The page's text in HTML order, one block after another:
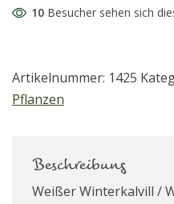
10 Besucher sehen sich
Artikelnummer: 1425
Pflanzen
Beschreibung
Weißer Winterkalvill /